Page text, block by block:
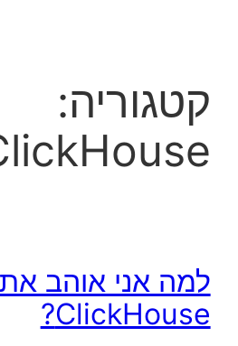
קטגוריה:
למה אני אוהב את
ClickHouse?